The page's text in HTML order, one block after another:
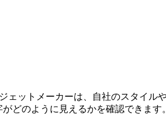
ットメーカーは、自社のスタイル
どのように見えるかを確認できます。